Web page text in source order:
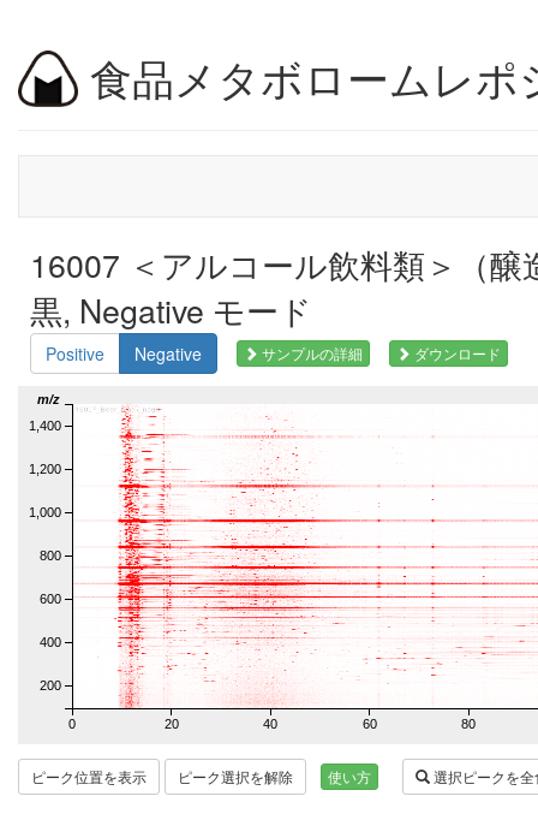
食品メタボロームレポ
16007 ＜アルコール飲料類＞（醸
黒, Negative モード
Positive Negative サンプルの詳細 ダウンロード
0 20 40 60 80
200
400
600
800
1,000
1,200
1,400
m/z
ピーク位置を表示 ピーク選択を解除 使い方 選択ピークを